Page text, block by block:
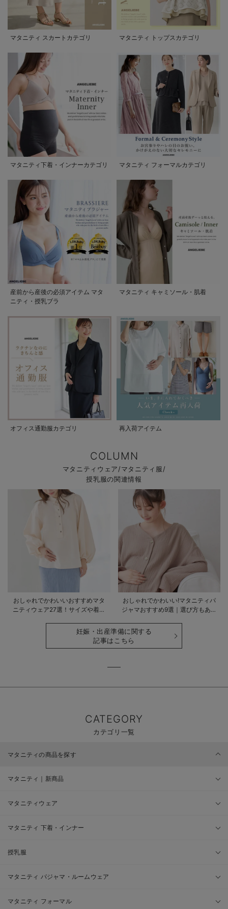
マタニティ スカートカテゴリ マタニティ トップスカテゴリ
マタニティ下着・インナーカテゴリ マタニティ フォーマルカテゴリ
産前から産後の必須アイテム マタ
ニティ・授乳ブラ
マタニティ キャミソール・肌着
オフィス通勤服カテゴリ 再入荷アイテム
COLUMN
マタニティウェア/マタニティ服/
授乳服の関連情報
おしゃれでかわいいおすすめマタ
ニティウェア27選！サイズや着る
おしゃれでかわいい!マタニティパ
ジャマおすすめ9選｜選び方もあわ
妊娠・出産準備に関する
記事はこちら
CATEGORY
カテゴリ一覧
マタニティの商品を探す
マタニティ｜新商品
マタニティウェア
マタニティ 下着・インナー
授乳服
マタニティ パジャマ・ルームウェア
マタニティ フォーマル